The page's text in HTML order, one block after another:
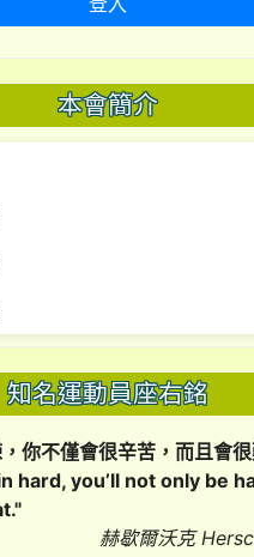
本會簡介
知名運動員座右銘
你不僅會很辛苦，而且會
hard, you’ll not only be
赫歇爾沃克